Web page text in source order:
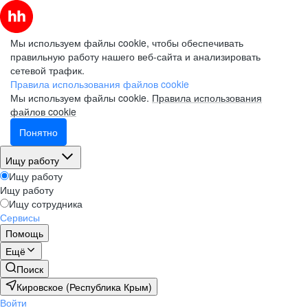
Мы используем файлы cookie, чтобы обеспечивать
правильную работу нашего веб-сайта и анализировать
сетевой трафик.
Правила использования файлов cookie
Мы используем файлы cookie. Правила использования
файлов cookie
Понятно
Ищу работу
Ищу работу
Ищу работу
Ищу сотрудника
Сервисы
Помощь
Ещё
Поиск
Кировское (Республика Крым)
Войти